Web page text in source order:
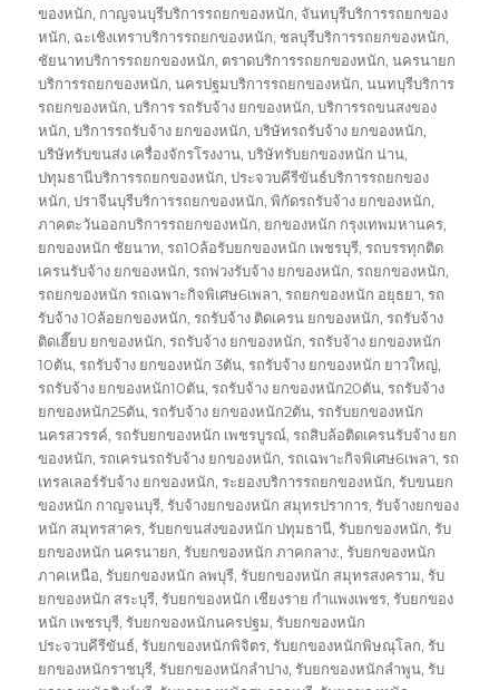
เขียน
เมื่อ
กำกับ
ของหนัก, กาญจนบุรีบริการรถยกของหนัก, จันทบุรีบริการรถยกของ
หนัก, ฉะเชิงเทราบริการรถยกของหนัก, ชลบุรีบริการรถยกของหนัก,
ชัยนาทบริการรถยกของหนัก, ตราดบริการรถยกของหนัก,นครนายก
บริการรถยกของหนัก,นครปฐมบริการรถยกของหนัก,นนทบุรีบริการ
รถยกของหนัก,บริการ รถรับจ้าง ยกของหนัก,บริการรถขนสงของ
หนัก,บริการรถรับจ้าง ยกของหนัก,บริษัทรถรับจ้าง ยกของหนัก,
บริษัทรับขนส่ง เครื่องจักรโรงงาน,บริษัทรับยกของหนัก น่าน,
ปทุมธานีบริการรถยกของหนัก,ประจวบคีรีขันธ์บริการรถยกของ
หนัก,ปราจีนบุรีบริการรถยกของหนัก,พิกัดรถรับจ้าง ยกของหนัก,
ภาคตะวันออกบริการรถยกของหนัก, ยกของหนัก กรุงเทพมหานคร,
ยกของหนัก ชัยนาท,รถ10ล้อรับยกของหนัก เพชรบุรี,รถบรรทุกติด
เครนรับจ้าง ยกของหนัก,รถพ่วงรับจ้าง ยกของหนัก,รถยกของหนัก,
รถยกของหนัก รถเฉพาะกิจพิเศษ6เพลา,รถยกของหนัก อยุธยา,รถ
รับจ้าง 10ล้อยกของหนัก,รถรับจ้าง ติดเครน ยกของหนัก,รถรับจ้าง
ติดเฮี๊ยบ ยกของหนัก,รถรับจ้าง ยกของหนัก,รถรับจ้าง ยกของหนัก
10ตัน,รถรับจ้าง ยกของหนัก 3ตัน,รถรับจ้าง ยกของหนัก ยาวใหญ่,
รถรับจ้าง ยกของหนัก10ตัน,รถรับจ้าง ยกของหนัก20ตัน,รถรับจ้าง
ยกของหนัก25ตัน,รถรับจ้าง ยกของหนัก2ตัน,รถรับยกของหนัก
นครสวรรค์,รถรับยกของหนัก เพชรบูรณ์,รถสิบล้อติดเครนรับจ้าง ยก
ของหนัก,รถเครนรถรับจ้าง ยกของหนัก,รถเฉพาะกิจพิเศษ6เพลา,รถ
เทรลเลอร์รับจ้าง ยกของหนัก,ระยองบริการรถยกของหนัก,รับขนยก
ของหนัก กาญจนบุรี,รับจ้างยกของหนัก สมุทรปราการ,รับจ้างยกของ
หนัก สมุทรสาคร,รับยกขนส่งของหนัก ปทุมธานี,รับยกของหนัก,รับ
ยกของหนัก นครนายก,รับยกของหนัก ภาคกลาง:,รับยกของหนัก
ภาคเหนือ,รับยกของหนัก ลพบุรี,รับยกของหนัก สมุทรสงคราม,รับ
ยกของหนัก สระบุรี,รับยกของหนัก เชียงราย กำแพงเพชร,รับยกของ
หนัก เพชรบุรี,รับยกของหนักนครปฐม,รับยกของหนัก
ประจวบคีรีขันธ์,รับยกของหนักพิจิตร,รับยกของหนักพิษณุโลก,รับ
ยกของหนักราชบุรี,รับยกของหนักลำปาง,รับยกของหนักลำพูน,รับ